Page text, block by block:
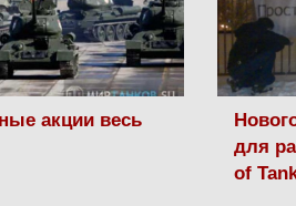
акции весь
для
of